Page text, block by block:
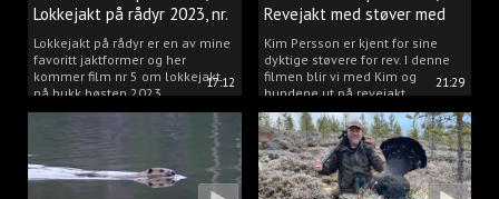
17:12
Lokkejakt på rådyr 2023, nr.
5Lokkejakt på rådyr er en av mine
favoritt jaktformer og her
kommer film nr 5 om lokkejakt
på bukk høsten 2023.
21:29
Revejakt med støver med
Kim Persson
Kim Persson er kjent for sine
dyktige støvere for rev. I denne
filmen blir vi med Kim og
hundene ut på revejakt.